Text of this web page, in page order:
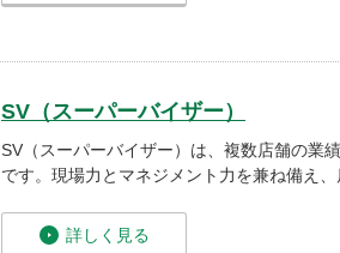
SV（スーパーバイザー）
SV（スーパーバイザー）は、複数店舗の業
です。現場力とマネジメント力を兼ね備え
詳しく見る